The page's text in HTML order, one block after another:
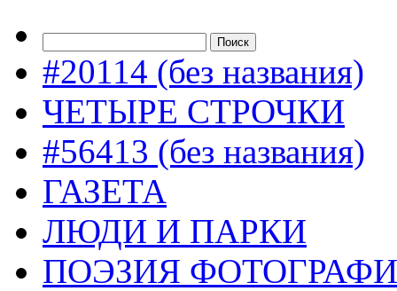
#20114 (без названия)
ЧЕТЫРЕ СТРОЧКИ
#56413 (без названия)
ГАЗЕТА
ЛЮДИ И ПАРКИ
ПОЭЗИЯ